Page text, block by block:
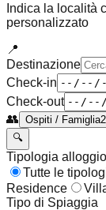
Indica la località
personalizzato
📍
Destinazione
Check-in
Check-out
👥 Ospiti / Famiglia
🔍
Tipologia alloggio
Tutte le
Residence
Tipo di Spiaggia